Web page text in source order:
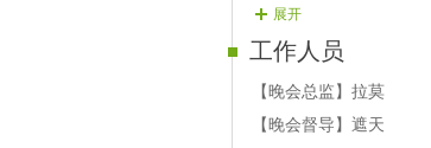
【13演员】莫莫 演
【14演员】飞鹰 演
第四篇章 相伴在四季轮
【15演员】訫海 演
展开
工作人员
【晚会总监】拉莫
【晚会督导】遮天